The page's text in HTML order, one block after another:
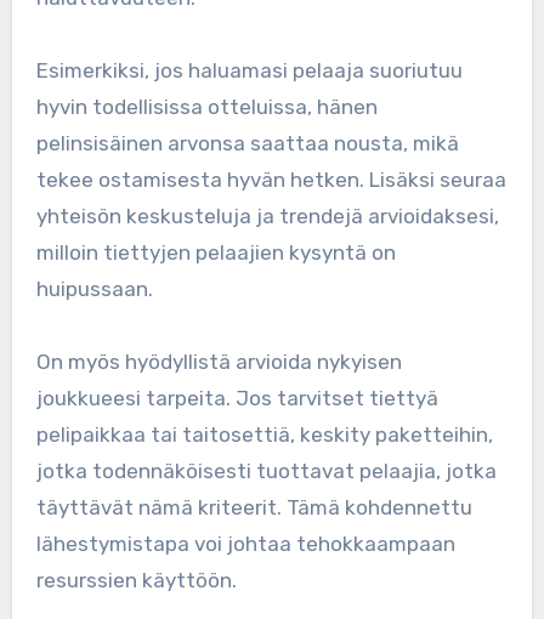
Esimerkiksi, jos haluamasi pelaaja suoriutuu
hyvin todellisissa otteluissa, hänen
pelinsisäinen arvonsa saattaa nousta, mikä
tekee ostamisesta hyvän hetken. Lisäksi seuraa
yhteisön keskusteluja ja trendejä arvioidaksesi,
milloin tiettyjen pelaajien kysyntä on
huipussaan.
On myös hyödyllistä arvioida nykyisen
joukkueesi tarpeita. Jos tarvitset tiettyä
pelipaikkaa tai taitosettiä, keskity paketteihin,
jotka todennäköisesti tuottavat pelaajia, jotka
täyttävät nämä kriteerit. Tämä kohdennettu
lähestymistapa voi johtaa tehokkaampaan
resurssien käyttöön.